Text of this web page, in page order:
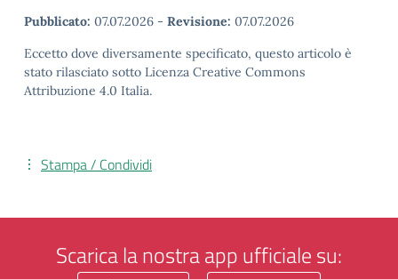
Pubblicato: 07.07.2026 - Revisione: 07.07.2026
Eccetto dove diversamente specificato, questo articolo è
stato rilasciato sotto Licenza Creative Commons
Attribuzione 4.0 Italia.
Stampa / Condividi
Scarica la nostra app ufficiale su: